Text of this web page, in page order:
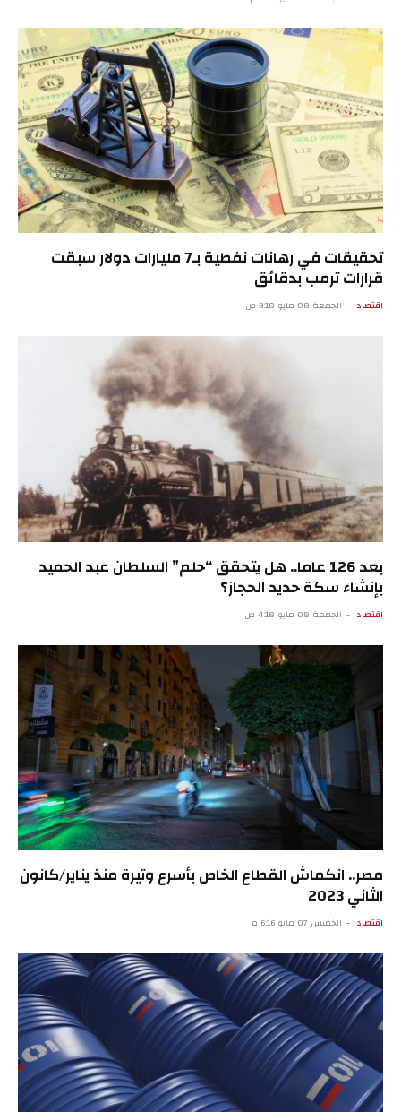
تحقيقات في رهانات نفطية بـ7 مليارات دولار سبقت
قرارات ترمب بدقائق
اقتصاد الجمعة 08 مايو 9:18 ص
بعد 126 عاما.. هل يتحقق “حلم” السلطان عبد الحميد
بإنشاء سكة حديد الحجاز؟
اقتصاد الجمعة 08 مايو 4:18 ص
مصر.. انكماش القطاع الخاص بأسرع وتيرة منذ يناير/كانون
الثاني 2023
اقتصاد الخميس 07 مايو 6:16 م